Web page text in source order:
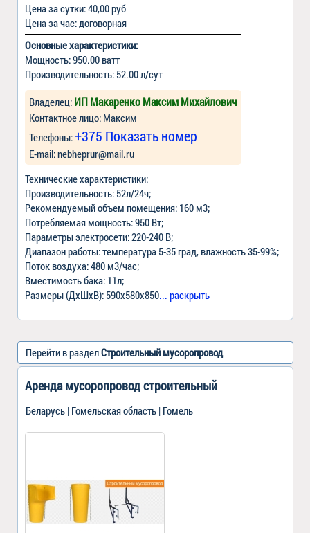
Цена за сутки: 40,00 руб
Цена за час: договорная
Основные характеристики:
Мощность: 950.00 ватт
Производительность: 52.00 л/сут
Владелец: ИП Макаренко Максим Михайлович
Контактное лицо: Максим
Телефоны:+375 Показать номер
Е-mail:nebheprur@mail.ru
Технические характеристики:
Производительность: 52л/24ч;
Рекомендуемый объем помещения: 160 м3;
Потребляемая мощность: 950 Вт;
Параметры электросети: 220-240 В;
Диапазон работы: температура 5-35 град, влажность 35-99%;
Поток воздуха: 480 м3/час;
Вместимость бака: 11л;
Размеры (ДхШхВ): 590х580х850... раскрыть
Перейти в разделСтроительный мусоропровод
Аренда мусоропровод строительный
Беларусь | Гомельская область | Гомель